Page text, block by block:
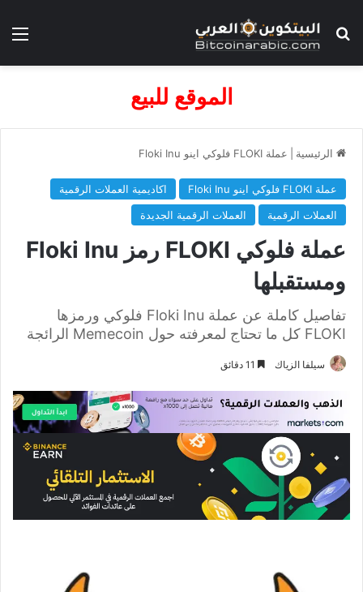
بحث عن
الموقع للبيع
الرئيسية عملة FLOKI فلوكي اينو Floki Inu
عملة FLOKI فلوكي اينو Floki Inu
اكاديمية العملات الرقمية
العملات الرقمية
العملات الرقمية الجديدة
عملة فلوكي FLOKI رمز Floki Inu
ومستقبلها
تفاصيل كاملة عن عملة Floki Inu فلوكي ورمزها
FLOKI كل ما تحتاج لمعرفته حول Memecoin الرائجة
سيلفا الزياك